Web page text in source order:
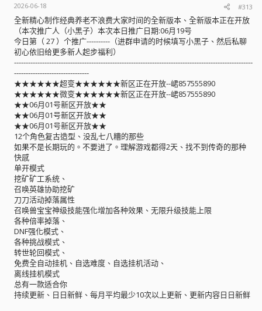
2026-06-18 #313
全新精心制作经典养老不浪费大家时间的全新版本、全新版本正在开放
（本次推广人（小黑子）本次本日推广日期:06月19号
今日第（ 27 ）个推广----------（进群申请的时候填写小黑子、然后私聊
初心依旧给更多新人起步福利）
------------------------------------------------------------------------------------------------------
--------------------------------
★★★★★★超变★★★★★★新区正在开放--峮857555890
★★★★★★微变★★★★★★新区正在开放--峮857555890
★★06月01号新区开放★★
★★06月01号新区开放★★
★★06月01号新区开放★★
12个角色复古造型、没乱七八糟的那些
如果不是长期玩的。不要进了。理解游戏都得2天、找不到传奇的那种
快感
单开模式
挖矿矿工系统、
召唤英雄协助挖矿
刀刀活动掉落属性
召唤兽宝宝神级技能强化增加各种效果、无限升级技能上限
各种倍率掉落、
DNF强化模式、
各种挑战模式、
转世轮回模式、
免费全自动挂机、自选难度、自选挂机活动、
离线挂机模式
总有一款适合你
持续更新、日日新鲜、每月平均最少10次以上更新、更新内容日日新鲜